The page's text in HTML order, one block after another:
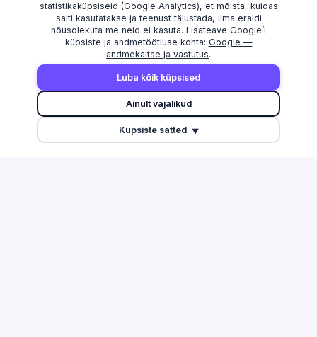
AVASTAMA
Edetabel
MAAKONNAD
Harju maakond
Tartu maakond
Pärnu maakond
statistikaküpsiseid (Google Analytics), et mõista, kuidas
saiti kasutatakse ja teenust täiustada, ilma eraldi
nõusolekuta me neid ei kasuta. Lisateave Google’i
küpsiste ja andmetöötluse kohta: Google —
andmekaitse ja vastutus.
Luba kõik küpsised
Ainult vajalikud
Küpsiste sätted ▼